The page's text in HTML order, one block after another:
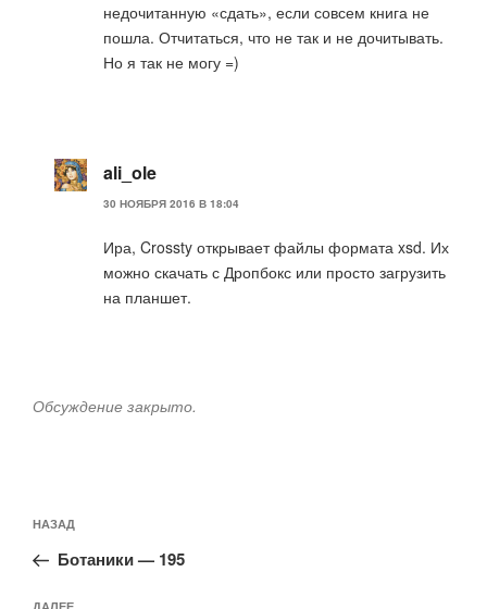
недочитанную «сдать», если совсем книга не
пошла. Отчитаться, что не так и не дочитывать.
Но я так не могу =)
ali_ole
30 НОЯБРЯ 2016 В 18:04
Ира, Crossty открывает файлы формата xsd. Их
можно скачать с Дропбокс или просто загрузить
на планшет.
Обсуждение закрыто.
по
записям
Предыдущая
запись:
НАЗАД
Ботаники — 195